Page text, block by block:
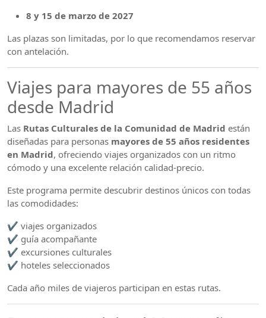
8 y 15 de marzo de 2027
Las plazas son limitadas, por lo que recomendamos reservar
con antelación.
Viajes para mayores de 55 años
desde Madrid
Las Rutas Culturales de la Comunidad de Madrid están
diseñadas para personas mayores de 55 años residentes
en Madrid, ofreciendo viajes organizados con un ritmo
cómodo y una excelente relación calidad-precio.
Este programa permite descubrir destinos únicos con todas
las comodidades:
✔ viajes organizados
✔ guía acompañante
✔ excursiones culturales
✔ hoteles seleccionados
Cada año miles de viajeros participan en estas rutas.